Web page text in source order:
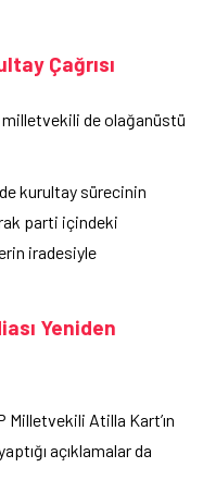
Çağrısı
milletvekili de olağanüstü
kurultay sürecinin
parti içindeki
iradesiyle
Yeniden
Milletvekili Atilla Kart’ın
açıklamalar da